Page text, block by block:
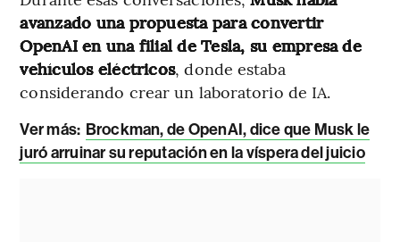
avanzado una propuesta para convertir
OpenAI en una filial de Tesla, su empresa de
vehículos eléctricos, donde estaba
considerando crear un laboratorio de IA.
Ver más: Brockman, de OpenAI, dice que Musk le
juró arruinar su reputación en la víspera del juicio